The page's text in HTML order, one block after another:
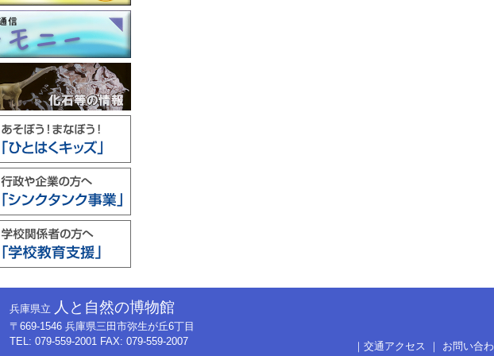
兵庫県立 人と自然の博物館
〒669-1546 兵庫県三田市弥生が丘6丁目
TEL: 079-559-2001 FAX: 079-559-2007
｜ 交通アクセス ｜ お問い合